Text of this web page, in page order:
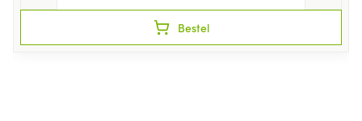
Bestel